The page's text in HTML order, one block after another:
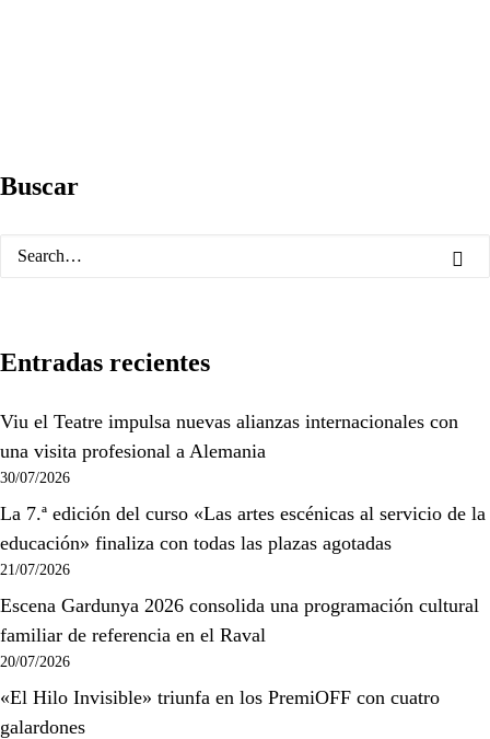
Buscar
Entradas recientes
Viu el Teatre impulsa nuevas alianzas internacionales con
una visita profesional a Alemania
30/07/2026
La 7.ª edición del curso «Las artes escénicas al servicio de la
educación» finaliza con todas las plazas agotadas
21/07/2026
Escena Gardunya 2026 consolida una programación cultural
familiar de referencia en el Raval
20/07/2026
«El Hilo Invisible» triunfa en los PremiOFF con cuatro
galardones